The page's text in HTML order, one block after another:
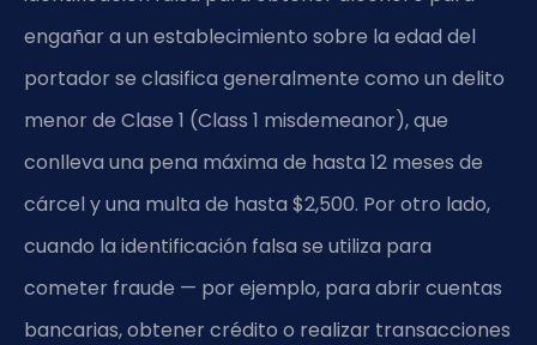
engañar a un establecimiento sobre la edad del
portador se clasifica generalmente como un delito
menor de Clase 1 (Class 1 misdemeanor), que
conlleva una pena máxima de hasta 12 meses de
cárcel y una multa de hasta $2,500. Por otro lado,
cuando la identificación falsa se utiliza para
cometer fraude — por ejemplo, para abrir cuentas
bancarias, obtener crédito o realizar transacciones